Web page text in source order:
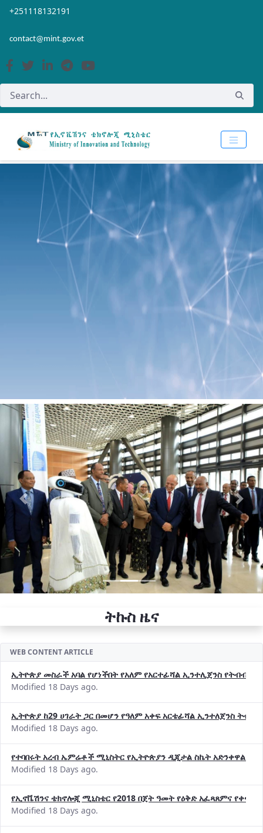
Skip to Main Content
Open Accessibility Menu
+251118132191
contact@mint.gov.et
Previous Next
ትኩስ ዜና
WEB CONTENT ARTICLE
ኢትዮጵያ መስራች አባል የሆነችበት የአለም የአርተፊሻል ኢንተሊጀንስ የትብብር
Modified 18 Days ago.
ኢትዮጵያ ከ29 ሀገራት ጋር በመሆን የዓለም አቀፍ አርቴፊሻል ኢንተለጀንስ
Modified 18 Days ago.
የተባበሩት አረብ ኤምሬቶች ሚኒስትር የኢትዮጵያን ዲጂታል ስኬት አድንቀዋል
Modified 18 Days ago.
የኢኖቬሽንና ቴክኖሎጂ ሚኒስቴር የ2018 በጀት ዓመት የዕቅድ አፈጻጸምና
Modified 18 Days ago.